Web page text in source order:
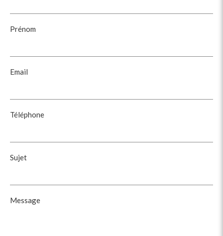
Prénom
Email
Téléphone
Sujet
Message